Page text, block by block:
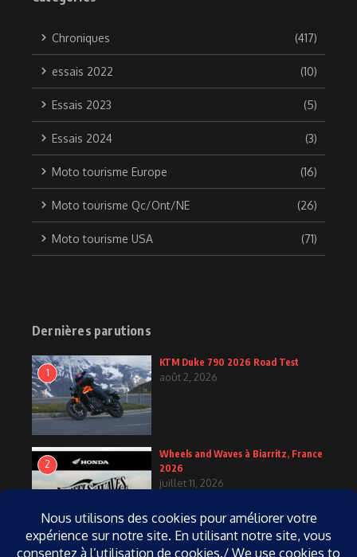
Chroniques (417)
essais 2022 (10)
Essais 2023 (5)
Essais 2024 (3)
Moto tourisme Europe (16)
Moto tourisme Qc/Ont/NE (26)
Moto tourisme USA (71)
Dernières parutions
1
KTM Duke 790 2026 Road Test
août 2, 2026
2
Wheels and Waves à Biarritz, France
2026
juillet 11, 2026